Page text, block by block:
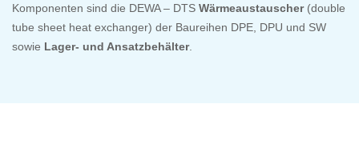
Komponenten sind die DEWA – DTS Wärmeaustauscher(double
tube sheet heat exchanger) der Baureihen DPE, DPU und SW
sowie Lager- und Ansatzbehälter.